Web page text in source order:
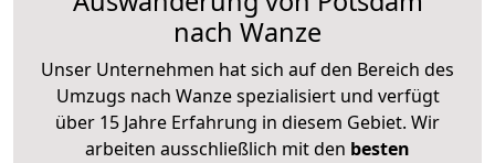
nach Wanze
Unser Unternehmen hat sich auf den Bereich des
Umzugs nach Wanze spezialisiert und verfügt
über 15 Jahre Erfahrung in diesem Gebiet. Wir
arbeiten ausschließlich mit den besten